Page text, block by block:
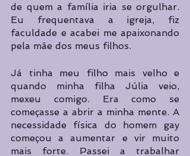
de quem a família iria se orgulhar.
Eu frequentava a igreja, fiz
faculdade e acabei me apaixonando
pela mãe dos meus filhos.
Já tinha meu filho mais velho e
quando minha filha Júlia veio,
mexeu comigo. Era como se
começasse a abrir a minha mente. A
necessidade física do homem gay
começou a aumentar e vir muito
mais forte. Passei a trabalhar